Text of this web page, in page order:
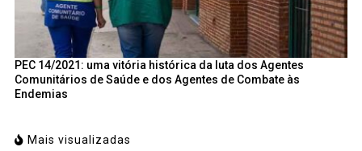
PEC 14/2021: uma vitória histórica da luta dos Agentes
Comunitários de Saúde e dos Agentes de Combate às
Endemias
Mais visualizadas